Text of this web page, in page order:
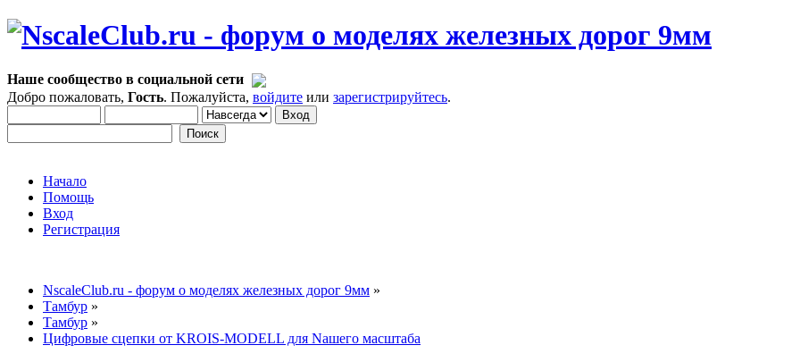
Наше сообщество в социальной сети
Добро пожаловать, Гость. Пожалуйста, войдите или зарегистрируйтесь.
Начало
Помощь
Вход
Регистрация
NscaleClub.ru - форум о моделях железных дорог 9мм »
Тамбур »
Тамбур »
Цифровые сцепки от KROIS-MODELL для Nашего масштаба